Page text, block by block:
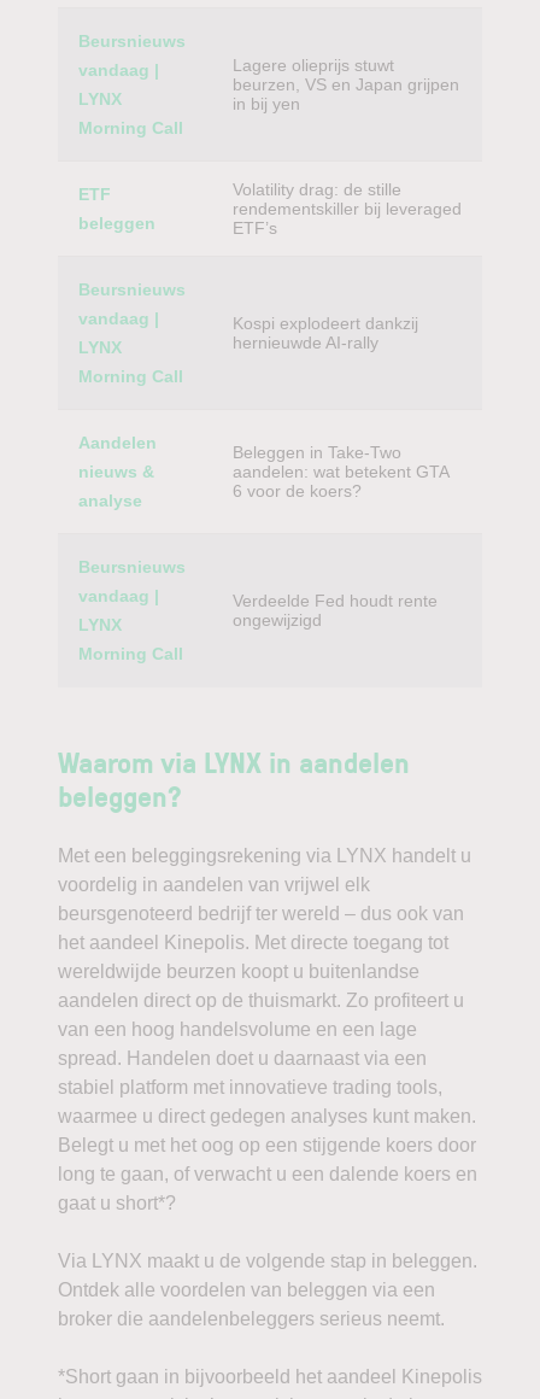
Beursnieuws
vandaag |
LYNX
Morning Call
Lagere olieprijs stuwt
beurzen, VS en Japan grijpen
in bij yen
ETF
beleggen
Volatility drag: de stille
rendementskiller bij leveraged
ETF’s
Beursnieuws
vandaag |
LYNX
Morning Call
Kospi explodeert dankzij
hernieuwde AI-rally
Aandelen
nieuws &
analyse
Beleggen in Take-Two
aandelen: wat betekent GTA
6 voor de koers?
Beursnieuws
vandaag |
LYNX
Morning Call
Verdeelde Fed houdt rente
ongewijzigd
Waarom via LYNX in aandelen
beleggen?
Met een beleggingsrekening via LYNX handelt u
voordelig in aandelen van vrijwel elk
beursgenoteerd bedrijf ter wereld – dus ook van
het aandeel Kinepolis. Met directe toegang tot
wereldwijde beurzen koopt u buitenlandse
aandelen direct op de thuismarkt. Zo profiteert u
van een hoog handelsvolume en een lage
spread. Handelen doet u daarnaast via een
stabiel platform met innovatieve trading tools,
waarmee u direct gedegen analyses kunt maken.
Belegt u met het oog op een stijgende koers door
long te gaan, of verwacht u een dalende koers en
gaat u short*?
Via LYNX maakt u de volgende stap in beleggen.
Ontdek alle voordelen van beleggen via een
broker die aandelenbeleggers serieus neemt.
*Short gaan in bijvoorbeeld het aandeel Kinepolis